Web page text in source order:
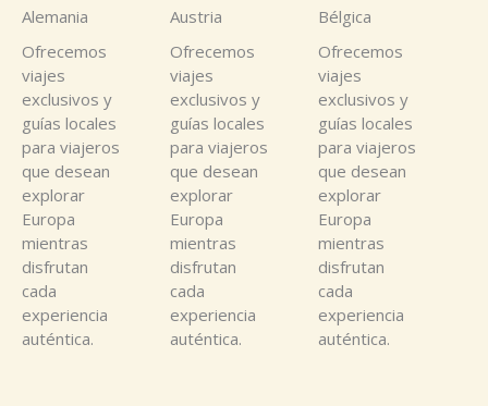
Alemania
Ofrecemos
viajes
exclusivos y
guías locales
para viajeros
que desean
explorar
Europa
mientras
disfrutan
cada
experiencia
auténtica.
Austria
Ofrecemos
viajes
exclusivos y
guías locales
para viajeros
que desean
explorar
Europa
mientras
disfrutan
cada
experiencia
auténtica.
Bélgica
Ofrecemos
viajes
exclusivos y
guías locales
para viajeros
que desean
explorar
Europa
mientras
disfrutan
cada
experiencia
auténtica.